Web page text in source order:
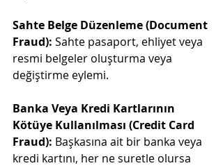
Sahte Belge Düzenleme (Document
Fraud): Sahte pasaport, ehliyet veya
resmi belgeler oluşturma veya
değiştirme eylemi.
Banka Veya Kredi Kartlarının
Kötüye Kullanılması (Credit Card
Fraud): Başkasına ait bir banka veya
kredi kartını, her ne suretle olursa